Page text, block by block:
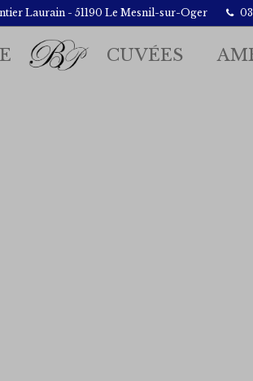
Laurain - 51190 Le Mesnil-sur-Oger
CUVÉES